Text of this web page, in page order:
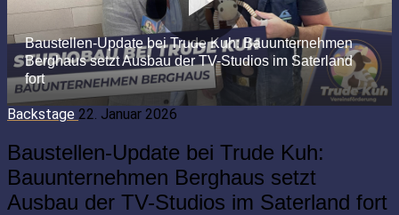
Backstage 22. Januar 2026
Baustellen-Update bei Trude Kuh:
Bauunternehmen Berghaus setzt
Ausbau der TV-Studios im Saterland fort